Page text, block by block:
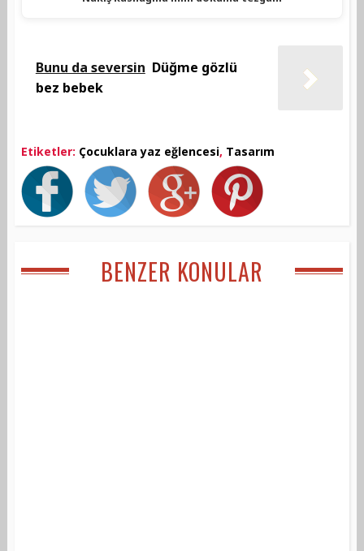
Bunu da seversin Düğme gözlü
bez bebek
Etiketler: Çocuklara yaz eğlencesi, Tasarım
BENZER KONULAR